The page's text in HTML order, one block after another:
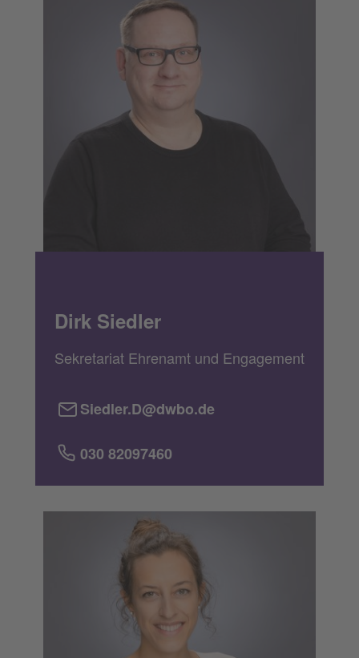
Dirk Siedler
Sekretariat Ehrenamt und Engagement
Siedler.D@dwbo.de
030 82097460